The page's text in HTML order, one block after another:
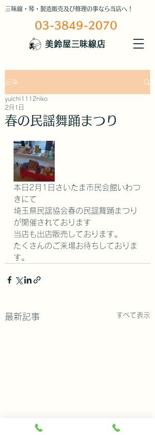
三味線・琴・製造販売及び修理の事なら当店へ！
美鈴屋三味線店
03-3849-2070
記事
春の民謡舞踊まつり
yuichi1112niko
2月1日
本日2月1日さいたま市民会館いわつ
きにて
埼玉県民謡協会春の民謡舞踊まつり
が開催されております
当店も出店販売しております。
たくさんのご来場お待ちしておりま
す。
最新記事 すべて表示